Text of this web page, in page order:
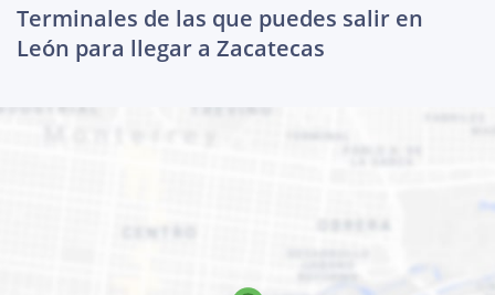
Terminales de las que puedes salir en
León para llegar a Zacatecas